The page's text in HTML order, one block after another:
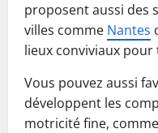
proposent aussi des
villes comme Nantes
lieux conviviaux pour
Vous pouvez aussi
développent les
motricité fine,